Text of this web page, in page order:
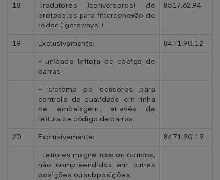
18
Tradutores (conversores) de
protocolos para interconexão de
redes ("gateways")
8517.62.94
19 Exclusivamente:
8471.90.12
- unidade leitora de código de
barras
- sistema de sensores para
controle de qualidade em linha
de embalagem, através de
leitura de código de barras
20
Exclusivamente:
8471.90.19
- leitores magnéticos ou ópticos,
não compreendidos em outras
posições ou subposições